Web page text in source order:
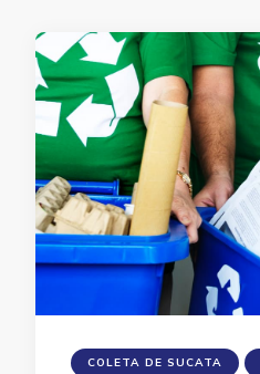
COLETA DE SUCATA